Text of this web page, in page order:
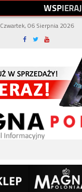
WSPIERAJ
Czwartek, 06 Sierpnia 2026